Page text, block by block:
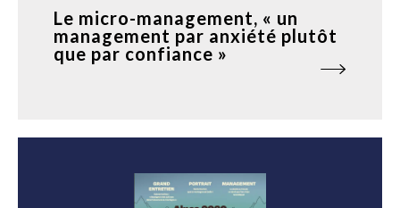
Le micro-management, « un
management par anxiété plutôt
que par confiance »